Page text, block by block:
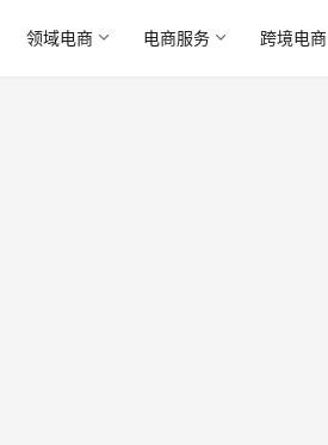
领域电商 电商服务 跨境电商